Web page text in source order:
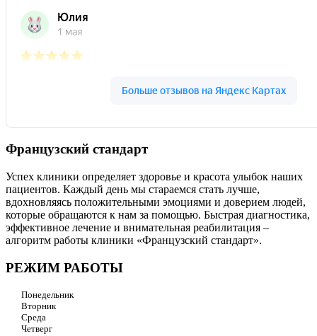
Французский стандарт
Успех клиники определяет здоровье и красота улыбок наших
пациентов. Каждый день мы стараемся стать лучше,
вдохновляясь положительными эмоциями и доверием людей,
которые обращаются к нам за помощью. Быстрая диагностика,
эффективное лечение и внимательная реабилитация –
алгоритм работы клиники «Французский стандарт».
РЕЖИМ РАБОТЫ
Понедельник
Вторник
Среда
Четверг